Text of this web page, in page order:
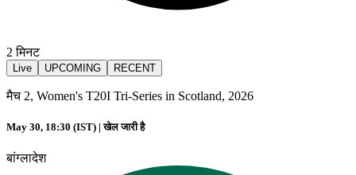
2 मिनट
Live UPCOMING RECENT
मैच 2, Women's T20I Tri-Series in Scotland, 2026
May 30, 18:30 (IST) |खेल जारी है
बांग्लादेश